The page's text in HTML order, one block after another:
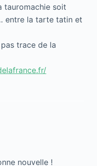
tauromachie soit
entre la tarte tatin et
trace de la
nouvelle !